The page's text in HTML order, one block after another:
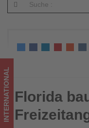
was
im
Tourismus
los
ist!
Florida baut barrierefreie
INTERNATIONAL Florida